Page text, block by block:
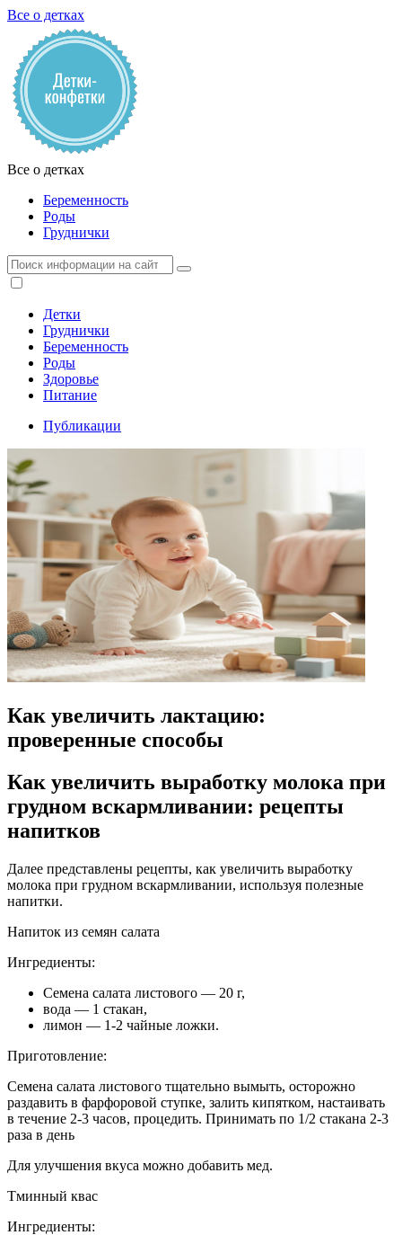
Все о детках
Все о детках
Беременность
Роды
Груднички
Детки
Груднички
Беременность
Роды
Здоровье
Питание
Публикации
Как увеличить лактацию:
проверенные способы
Как увеличить выработку молока при
грудном вскармливании: рецепты
напитков
Далее представлены рецепты, как увеличить выработку
молока при грудном вскармливании, используя полезные
напитки.
Напиток из семян салата
Ингредиенты:
Семена салата листового — 20 г,
вода — 1 стакан,
лимон — 1-2 чайные ложки.
Приготовление:
Семена салата листового тщательно вымыть, осторожно
раздавить в фарфоровой ступке, залить кипятком, настаивать
в течение 2-3 часов, процедить. Принимать по 1/2 стакана 2-3
раза в день
Для улучшения вкуса можно добавить мед.
Тминный квас
Ингредиенты: